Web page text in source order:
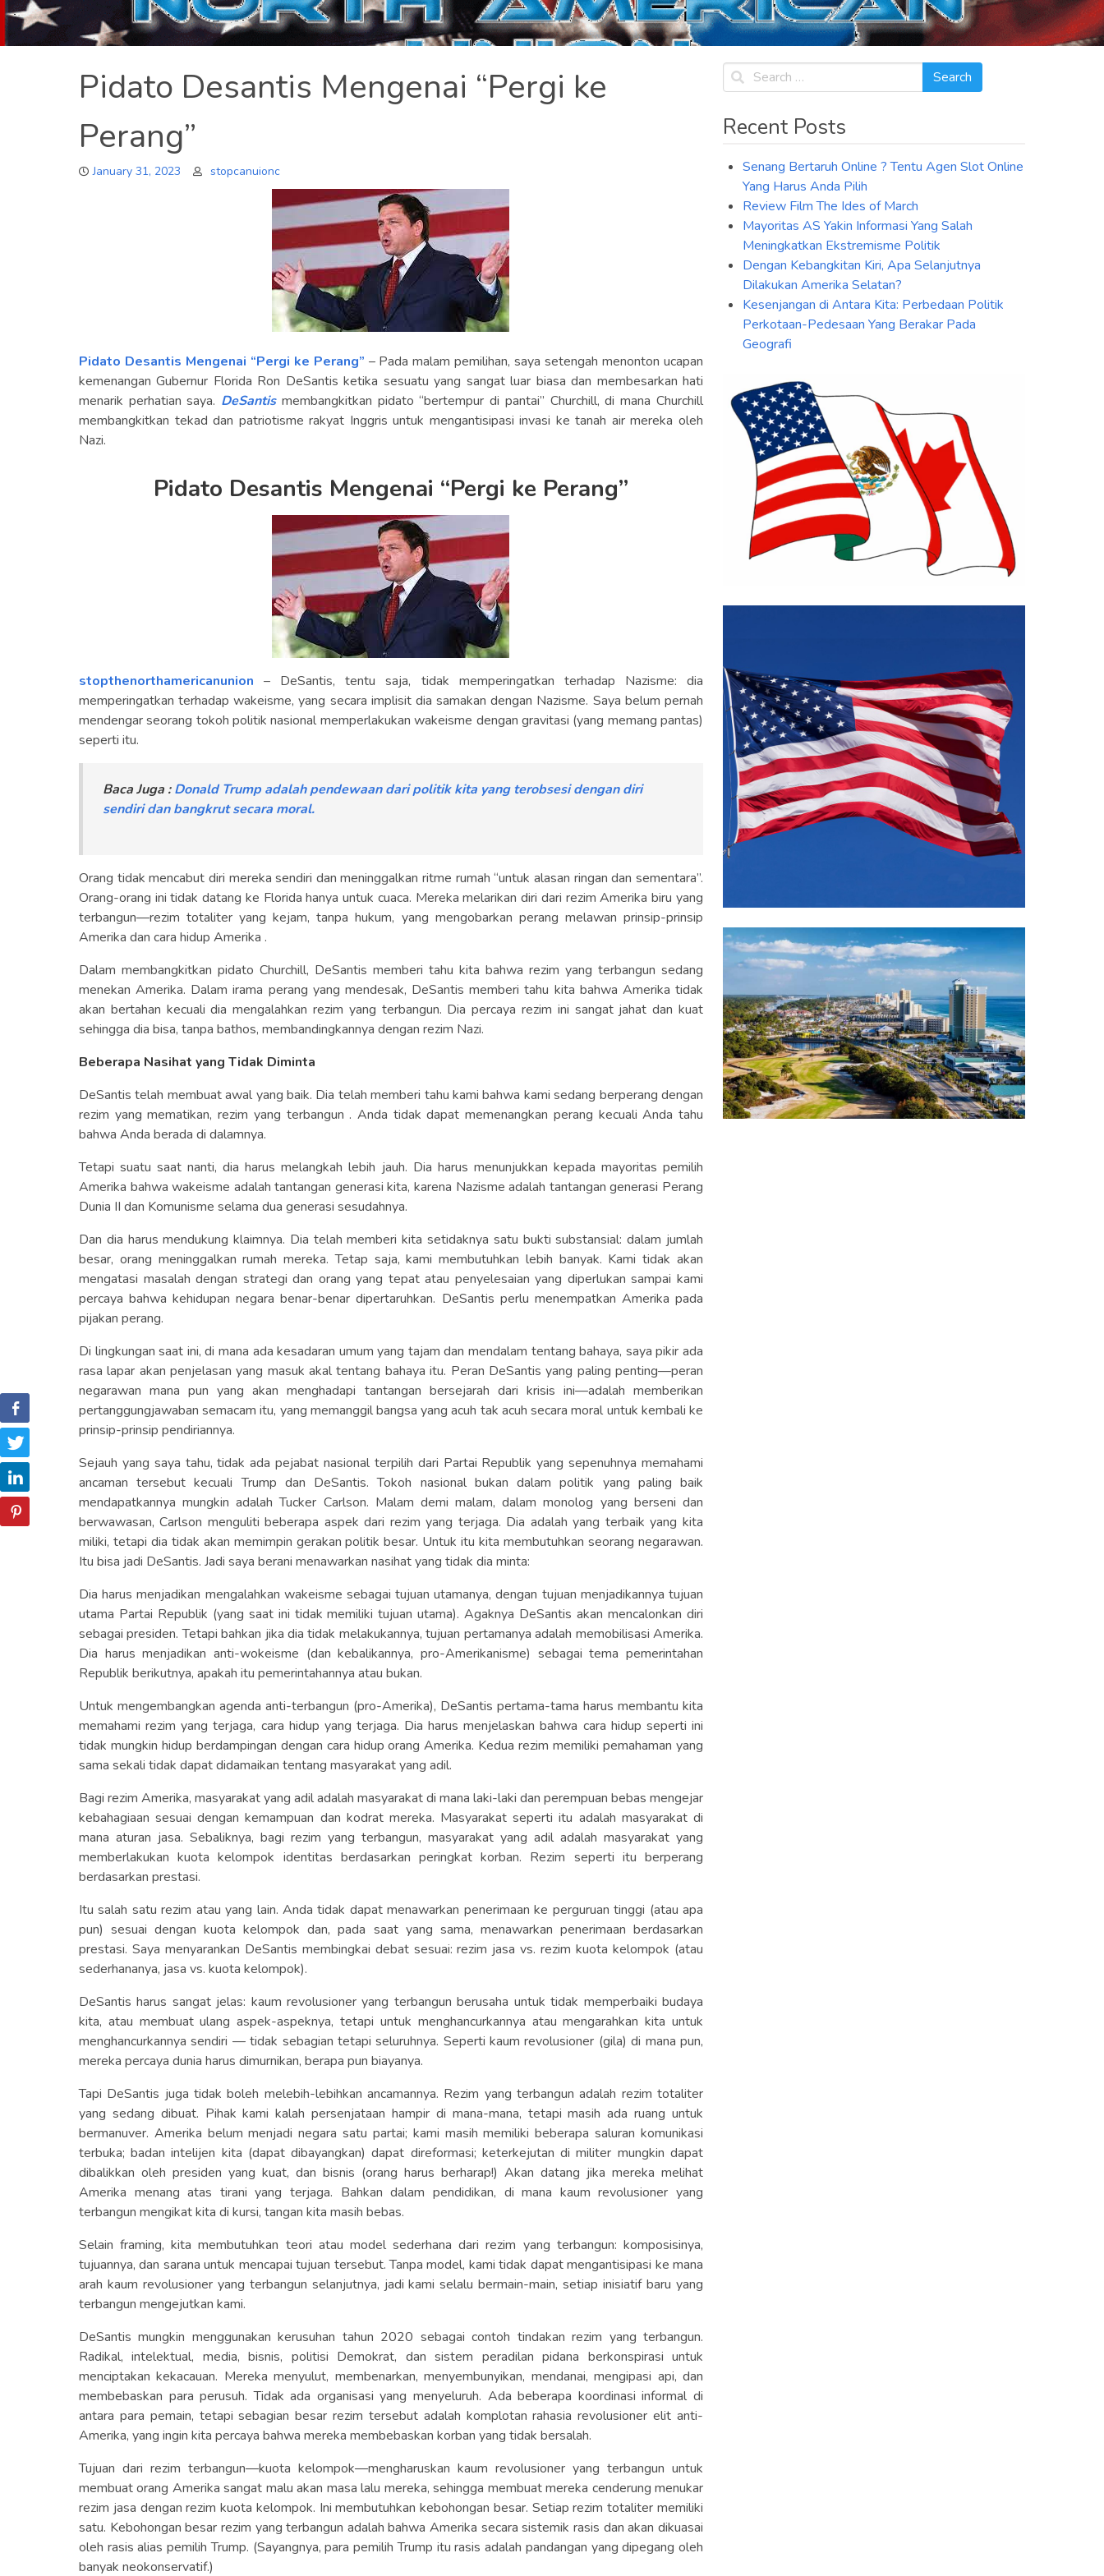
Pidato Desantis Mengenai “Pergi ke
Perang”
January 31, 2023 stopcanuionc
Pidato Desantis Mengenai “Pergi ke Perang” – Pada malam pemilihan, saya setengah menonton ucapan
kemenangan Gubernur Florida Ron DeSantis ketika sesuatu yang sangat luar biasa dan membesarkan hati
menarik perhatian saya. DeSantis membangkitkan pidato “bertempur di pantai” Churchill, di mana Churchill
membangkitkan tekad dan patriotisme rakyat Inggris untuk mengantisipasi invasi ke tanah air mereka oleh
Nazi.
Pidato Desantis Mengenai “Pergi ke Perang”
stopthenorthamericanunion – DeSantis, tentu saja, tidak memperingatkan terhadap Nazisme: dia
memperingatkan terhadap wakeisme, yang secara implisit dia samakan dengan Nazisme. Saya belum pernah
mendengar seorang tokoh politik nasional memperlakukan wakeisme dengan gravitasi (yang memang pantas)
seperti itu.
Baca Juga :Donald Trump adalah pendewaan dari politik kita yang terobsesi dengan diri
sendiri dan bangkrut secara moral.
Orang tidak mencabut diri mereka sendiri dan meninggalkan ritme rumah “untuk alasan ringan dan sementara”.
Orang-orang ini tidak datang ke Florida hanya untuk cuaca. Mereka melarikan diri dari rezim Amerika biru yang
terbangun—rezim totaliter yang kejam, tanpa hukum, yang mengobarkan perang melawan prinsip-prinsip
Amerika dan cara hidup Amerika .
Dalam membangkitkan pidato Churchill, DeSantis memberi tahu kita bahwa rezim yang terbangun sedang
menekan Amerika. Dalam irama perang yang mendesak, DeSantis memberi tahu kita bahwa Amerika tidak
akan bertahan kecuali dia mengalahkan rezim yang terbangun. Dia percaya rezim ini sangat jahat dan kuat
sehingga dia bisa, tanpa bathos, membandingkannya dengan rezim Nazi.
Beberapa Nasihat yang Tidak Diminta
DeSantis telah membuat awal yang baik. Dia telah memberi tahu kami bahwa kami sedang berperang dengan
rezim yang mematikan, rezim yang terbangun . Anda tidak dapat memenangkan perang kecuali Anda tahu
bahwa Anda berada di dalamnya.
Tetapi suatu saat nanti, dia harus melangkah lebih jauh. Dia harus menunjukkan kepada mayoritas pemilih
Amerika bahwa wakeisme adalah tantangan generasi kita, karena Nazisme adalah tantangan generasi Perang
Dunia II dan Komunisme selama dua generasi sesudahnya.
Dan dia harus mendukung klaimnya. Dia telah memberi kita setidaknya satu bukti substansial: dalam jumlah
besar, orang meninggalkan rumah mereka. Tetap saja, kami membutuhkan lebih banyak. Kami tidak akan
mengatasi masalah dengan strategi dan orang yang tepat atau penyelesaian yang diperlukan sampai kami
percaya bahwa kehidupan negara benar-benar dipertaruhkan. DeSantis perlu menempatkan Amerika pada
pijakan perang.
Di lingkungan saat ini, di mana ada kesadaran umum yang tajam dan mendalam tentang bahaya, saya pikir ada
rasa lapar akan penjelasan yang masuk akal tentang bahaya itu. Peran DeSantis yang paling penting—peran
negarawan mana pun yang akan menghadapi tantangan bersejarah dari krisis ini—adalah memberikan
pertanggungjawaban semacam itu, yang memanggil bangsa yang acuh tak acuh secara moral untuk kembali ke
prinsip-prinsip pendiriannya.
Sejauh yang saya tahu, tidak ada pejabat nasional terpilih dari Partai Republik yang sepenuhnya memahami
ancaman tersebut kecuali Trump dan DeSantis. Tokoh nasional bukan dalam politik yang paling baik
mendapatkannya mungkin adalah Tucker Carlson. Malam demi malam, dalam monolog yang berseni dan
berwawasan, Carlson menguliti beberapa aspek dari rezim yang terjaga. Dia adalah yang terbaik yang kita
miliki, tetapi dia tidak akan memimpin gerakan politik besar. Untuk itu kita membutuhkan seorang negarawan.
Itu bisa jadi DeSantis. Jadi saya berani menawarkan nasihat yang tidak dia minta:
Dia harus menjadikan mengalahkan wakeisme sebagai tujuan utamanya, dengan tujuan menjadikannya tujuan
utama Partai Republik (yang saat ini tidak memiliki tujuan utama). Agaknya DeSantis akan mencalonkan diri
sebagai presiden. Tetapi bahkan jika dia tidak melakukannya, tujuan pertamanya adalah memobilisasi Amerika.
Dia harus menjadikan anti-wokeisme (dan kebalikannya, pro-Amerikanisme) sebagai tema pemerintahan
Republik berikutnya, apakah itu pemerintahannya atau bukan.
Untuk mengembangkan agenda anti-terbangun (pro-Amerika), DeSantis pertama-tama harus membantu kita
memahami rezim yang terjaga, cara hidup yang terjaga. Dia harus menjelaskan bahwa cara hidup seperti ini
tidak mungkin hidup berdampingan dengan cara hidup orang Amerika. Kedua rezim memiliki pemahaman yang
sama sekali tidak dapat didamaikan tentang masyarakat yang adil.
Bagi rezim Amerika, masyarakat yang adil adalah masyarakat di mana laki-laki dan perempuan bebas mengejar
kebahagiaan sesuai dengan kemampuan dan kodrat mereka. Masyarakat seperti itu adalah masyarakat di
mana aturan jasa. Sebaliknya, bagi rezim yang terbangun, masyarakat yang adil adalah masyarakat yang
memberlakukan kuota kelompok identitas berdasarkan peringkat korban. Rezim seperti itu berperang
berdasarkan prestasi.
Itu salah satu rezim atau yang lain. Anda tidak dapat menawarkan penerimaan ke perguruan tinggi (atau apa
pun) sesuai dengan kuota kelompok dan, pada saat yang sama, menawarkan penerimaan berdasarkan
prestasi. Saya menyarankan DeSantis membingkai debat sesuai: rezim jasa vs. rezim kuota kelompok (atau
sederhananya, jasa vs. kuota kelompok).
DeSantis harus sangat jelas: kaum revolusioner yang terbangun berusaha untuk tidak memperbaiki budaya
kita, atau membuat ulang aspek-aspeknya, tetapi untuk menghancurkannya atau mengarahkan kita untuk
menghancurkannya sendiri — tidak sebagian tetapi seluruhnya. Seperti kaum revolusioner (gila) di mana pun,
mereka percaya dunia harus dimurnikan, berapa pun biayanya.
Tapi DeSantis juga tidak boleh melebih-lebihkan ancamannya. Rezim yang terbangun adalah rezim totaliter
yang sedang dibuat. Pihak kami kalah persenjataan hampir di mana-mana, tetapi masih ada ruang untuk
bermanuver. Amerika belum menjadi negara satu partai; kami masih memiliki beberapa saluran komunikasi
terbuka; badan intelijen kita (dapat dibayangkan) dapat direformasi; keterkejutan di militer mungkin dapat
dibalikkan oleh presiden yang kuat, dan bisnis (orang harus berharap!) Akan datang jika mereka melihat
Amerika menang atas tirani yang terjaga. Bahkan dalam pendidikan, di mana kaum revolusioner yang
terbangun mengikat kita di kursi, tangan kita masih bebas.
Selain framing, kita membutuhkan teori atau model sederhana dari rezim yang terbangun: komposisinya,
tujuannya, dan sarana untuk mencapai tujuan tersebut. Tanpa model, kami tidak dapat mengantisipasi ke mana
arah kaum revolusioner yang terbangun selanjutnya, jadi kami selalu bermain-main, setiap inisiatif baru yang
terbangun mengejutkan kami.
DeSantis mungkin menggunakan kerusuhan tahun 2020 sebagai contoh tindakan rezim yang terbangun.
Radikal, intelektual, media, bisnis, politisi Demokrat, dan sistem peradilan pidana berkonspirasi untuk
menciptakan kekacauan. Mereka menyulut, membenarkan, menyembunyikan, mendanai, mengipasi api, dan
membebaskan para perusuh. Tidak ada organisasi yang menyeluruh. Ada beberapa koordinasi informal di
antara para pemain, tetapi sebagian besar rezim tersebut adalah komplotan rahasia revolusioner elit anti-
Amerika, yang ingin kita percaya bahwa mereka membebaskan korban yang tidak bersalah.
Tujuan dari rezim terbangun—kuota kelompok—mengharuskan kaum revolusioner yang terbangun untuk
membuat orang Amerika sangat malu akan masa lalu mereka, sehingga membuat mereka cenderung menukar
rezim jasa dengan rezim kuota kelompok. Ini membutuhkan kebohongan besar. Setiap rezim totaliter memiliki
satu. Kebohongan besar rezim yang terbangun adalah bahwa Amerika secara sistemik rasis dan akan dikuasai
oleh rasis alias pemilih Trump. (Sayangnya, para pemilih Trump itu rasis adalah pandangan yang dipegang oleh
banyak neokonservatif.)
Recent Posts
Senang Bertaruh Online ? Tentu Agen Slot Online
Yang Harus Anda Pilih
Review Film The Ides of March
Mayoritas AS Yakin Informasi Yang Salah
Meningkatkan Ekstremisme Politik
Dengan Kebangkitan Kiri, Apa Selanjutnya
Dilakukan Amerika Selatan?
Kesenjangan di Antara Kita: Perbedaan Politik
Perkotaan-Pedesaan Yang Berakar Pada
Geografi